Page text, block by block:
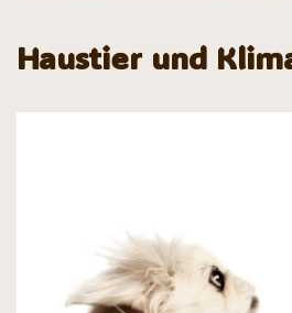
Haustier und